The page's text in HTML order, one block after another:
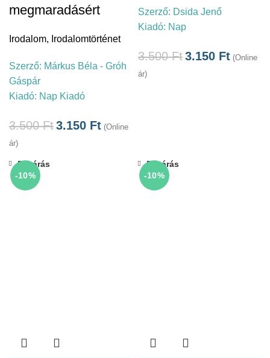
megmaradásért
Irodalom, Irodalomtörténet
Szerző: Márkus Béla - Gróh
Gáspár
Kiadó: Nap Kiadó
3.500Ft3.150 Ft (Online
ár)
Szerző: Dsida Jenő
Kiadó: Nap
3.500Ft3.150 Ft (Online
ár)
-10%
Bezárás
-10%
Bezárás